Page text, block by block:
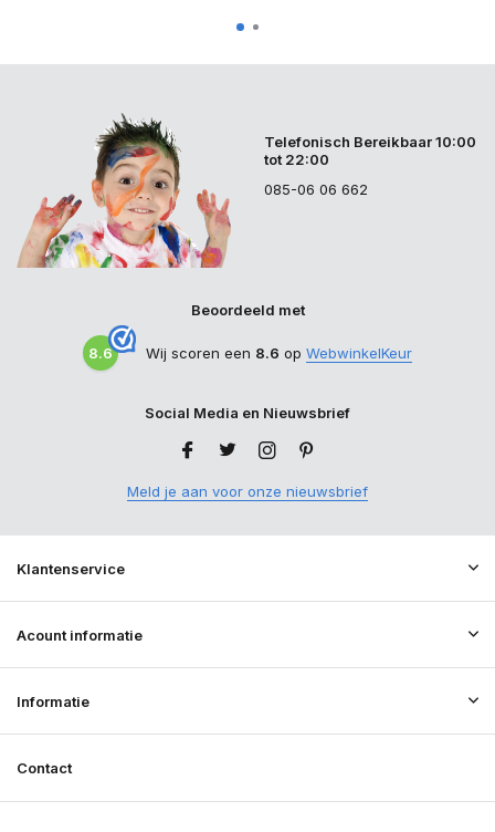
Telefonisch Bereikbaar 10:00
tot 22:00
085-06 06 662
Beoordeeld met
8.6 Wij scoren een 8.6 op WebwinkelKeur
Social Media en Nieuwsbrief
Meld je aan voor onze nieuwsbrief
Klantenservice
Acount informatie
Informatie
Contact